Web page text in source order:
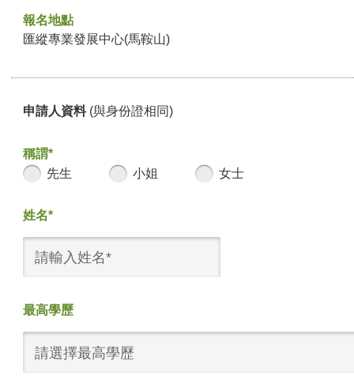
報名地點
匯縱專業發展中心(馬鞍山)
申請人資料 (與身份證相同)
稱謂*
先生
小姐 女士
姓名*
最高學歷
請選擇最高學歷